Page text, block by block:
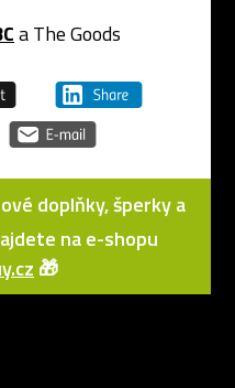
a The Goods
doplňky, šperky a
na e-shopu
🎁